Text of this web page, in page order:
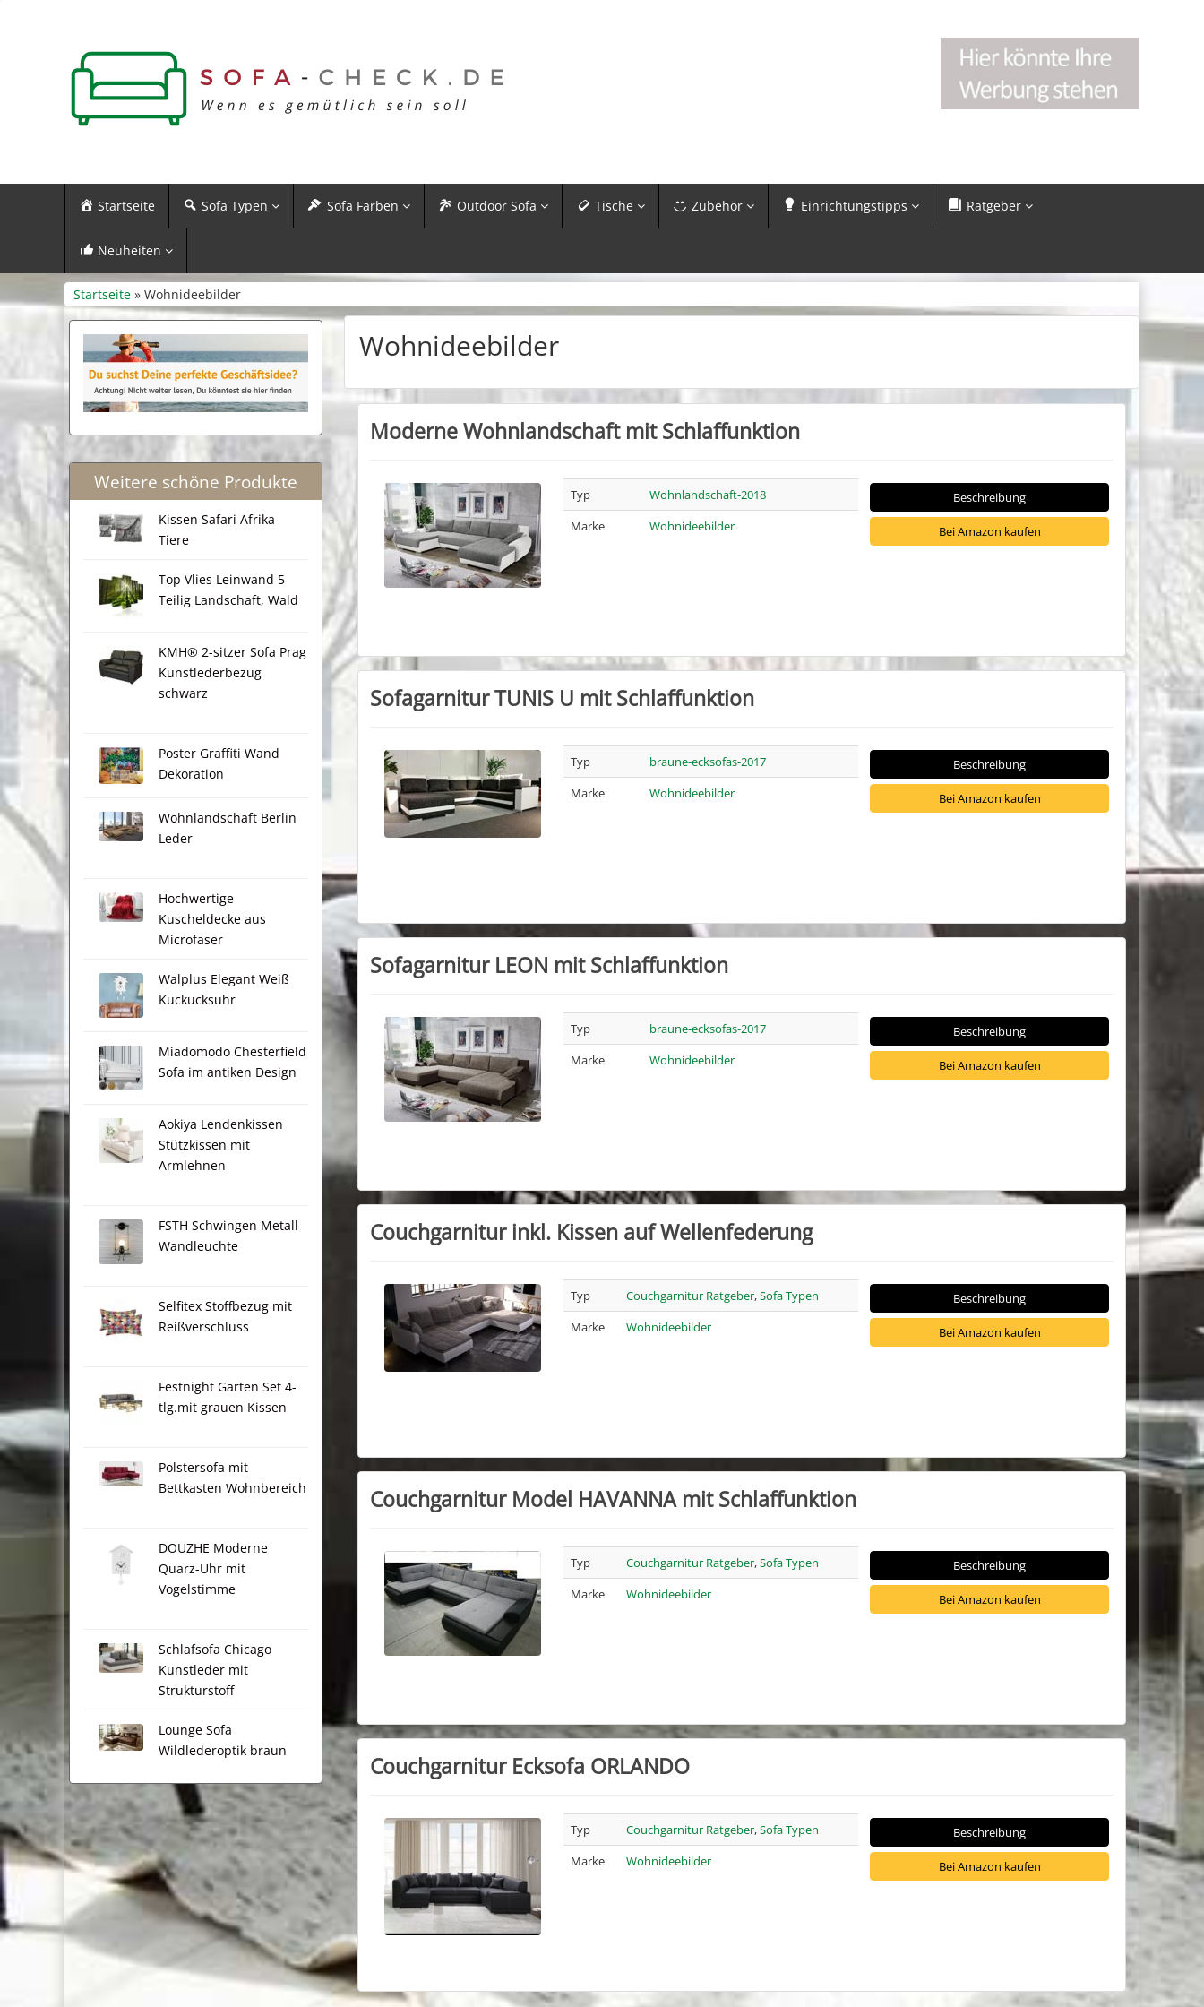
Startseite Sofa Typen Sofa Farben Outdoor Sofa Tische Zubehör Einrichtungstipps Ratgeber
Neuheiten
Startseite » Wohnideebilder
Weitere schöne Produkte
Kissen Safari Afrika
Tiere
Top Vlies Leinwand 5
Teilig Landschaft, Wald
KMH® 2-sitzer Sofa Prag
Kunstlederbezug
schwarz
Poster Graffiti Wand
Dekoration
Wohnlandschaft Berlin
Leder
Hochwertige
Kuscheldecke aus
Microfaser
Walplus Elegant Weiß
Kuckucksuhr
Miadomodo Chesterfield
Sofa im antiken Design
Aokiya Lendenkissen
Stützkissen mit
Armlehnen
FSTH Schwingen Metall
Wandleuchte
Selfitex Stoffbezug mit
Reißverschluss
Festnight Garten Set 4-
tlg.mit grauen Kissen
Polstersofa mit
Bettkasten Wohnbereich
DOUZHE Moderne
Quarz-Uhr mit
Vogelstimme
Schlafsofa Chicago
Kunstleder mit
Strukturstoff
Lounge Sofa
Wildlederoptik braun
Wohnideebilder
Moderne Wohnlandschaft mit Schlaffunktion
Typ
Wohnlandschaft-2018
Marke
Wohnideebilder
Beschreibung
Bei Amazon kaufen
Sofagarnitur TUNIS U mit Schlaffunktion
Typ
braune-ecksofas-2017
Marke
Wohnideebilder
Beschreibung
Bei Amazon kaufen
Sofagarnitur LEON mit Schlaffunktion
Typ
braune-ecksofas-2017
Marke
Wohnideebilder
Beschreibung
Bei Amazon kaufen
Couchgarnitur inkl. Kissen auf Wellenfederung
Typ Couchgarnitur Ratgeber,Sofa Typen
Marke
Wohnideebilder
Beschreibung
Bei Amazon kaufen
Couchgarnitur Model HAVANNA mit Schlaffunktion
Typ Couchgarnitur Ratgeber,Sofa Typen
Marke
Wohnideebilder
Beschreibung
Bei Amazon kaufen
Couchgarnitur Ecksofa ORLANDO
Typ Couchgarnitur Ratgeber,Sofa Typen
Marke
Wohnideebilder
Beschreibung
Bei Amazon kaufen